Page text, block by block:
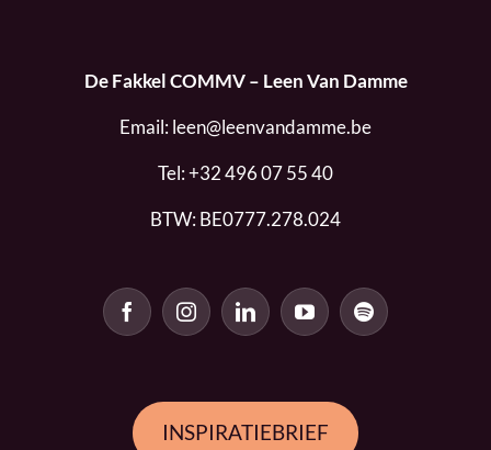
De Fakkel COMMV – Leen Van Damme
Email: leen@leenvandamme.be
Tel:+32 496 07 55 40
BTW: BE0777.278.024
INSPIRATIEBRIEF